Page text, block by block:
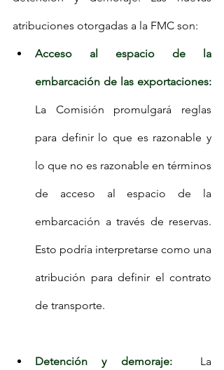
atribuciones otorgadas a la FMC son:
Acceso al espacio de la
embarcación de las exportaciones:
La Comisión promulgará reglas
para definir lo que es razonable y
lo que no es razonable en términos
de acceso al espacio de la
embarcación a través de reservas.
Esto podría interpretarse como una
atribución para definir el contrato
de transporte.
Detención y demoraje: La